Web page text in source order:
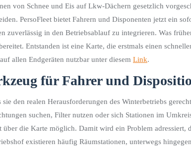
von Schnee und Eis auf Lkw-Dächern gesetzlich
PersoFleet bietet Fahrern und Disponenten jetzt ein
zuverlässig in den Betriebsablauf zu integrieren. Was
Entstanden ist eine Karte, die erstmals einen
allen Endgeräten nutzbar unter diesem Link.
für Fahrer und
den realen Herausforderungen des Winterbetriebs
suchen, Filter nutzen oder sich Stationen im
die Karte möglich. Damit wird ein Problem adressiert,
existieren häufig Räumstationen, unterwegs